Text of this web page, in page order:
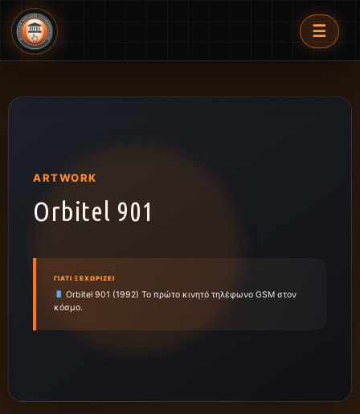
☰
ARTWORK
Orbitel 901
ΓΙΑΤΊ ΞΕΧΩΡΊΖΕΙ
Orbitel 901 (1992) Το πρώτο κινητό τηλέφωνο GSM στον
κόσμο.